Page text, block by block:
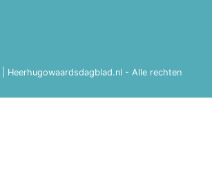
Heerhugowaardsdagblad.nl - Alle rechten